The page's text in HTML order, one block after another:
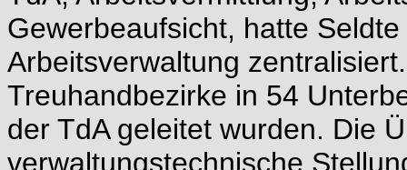
Gewerbeaufsicht, hatte
Arbeitsverwaltung
Treuhandbezirke in 54
der TdA geleitet wurden. Die
verwaltungstechnische